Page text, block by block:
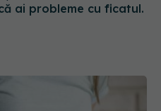
ai probleme cu ficatul.